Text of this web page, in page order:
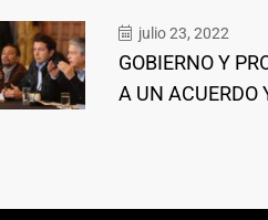
julio 23, 2022
GOBIERNO Y
A UN ACUERDO